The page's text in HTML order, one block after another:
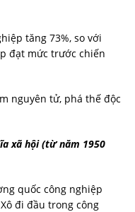
tăng 73%, so với
đạt mức trước chiến
nguyên tử, phá thế độc
xã hội (từ năm 1950
quốc công nghiệp
đi đầu trong công